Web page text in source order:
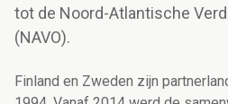
tot de Noord-Atlantische
(NAVO).
Finland en Zweden zijn